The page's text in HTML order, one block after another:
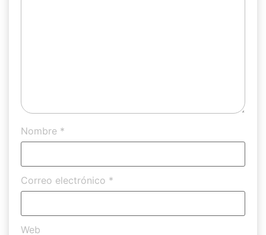
Nombre *
Correo electrónico *
Web